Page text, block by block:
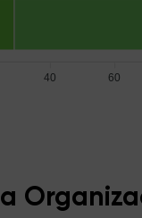
60
40